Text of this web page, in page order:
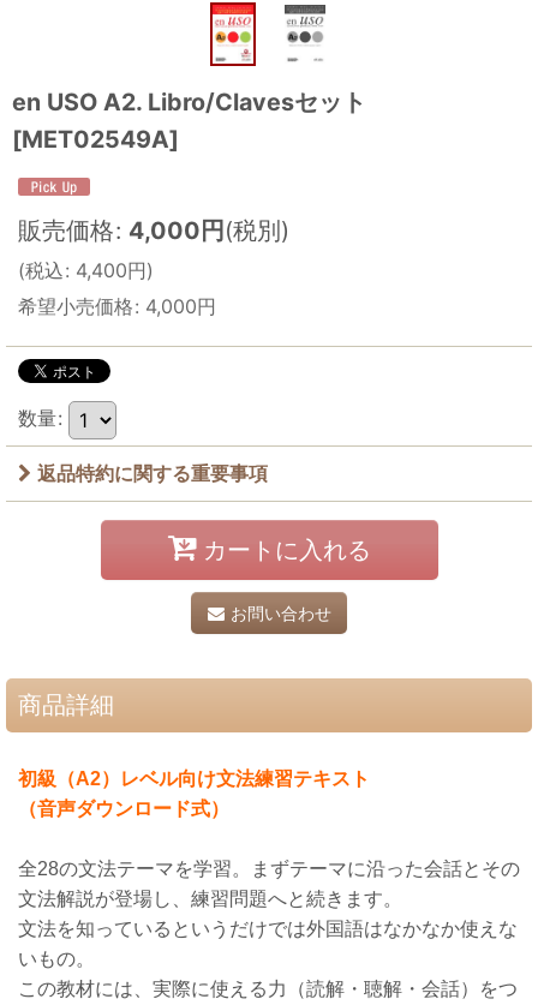
en USO A2. Libro/Clavesセット
[MET02549A]
販売価格: 4,000 円 (税別)
(税込: 4,400円)
希望小売価格: 4,000円
数量:
返品特約に関する重要事項
カートに入れる
お問い合わせ
商品詳細
初級（A2）レベル向け文法練習テキスト
（音声ダウンロード式）
全28の文法テーマを学習。まずテーマに沿った会話とその
文法解説が登場し、練習問題へと続きます。
文法を知っているというだけでは外国語はなかなか使えな
いもの。
この教材には、実際に使える力（読解・聴解・会話）をつ